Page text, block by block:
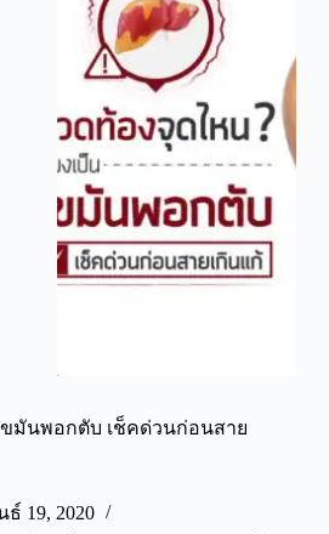
ขมันพอกตับ เช็คด่วนก่อนสาย
19, 2020